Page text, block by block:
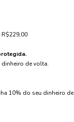
de volta.
10% do seu dinheiro de